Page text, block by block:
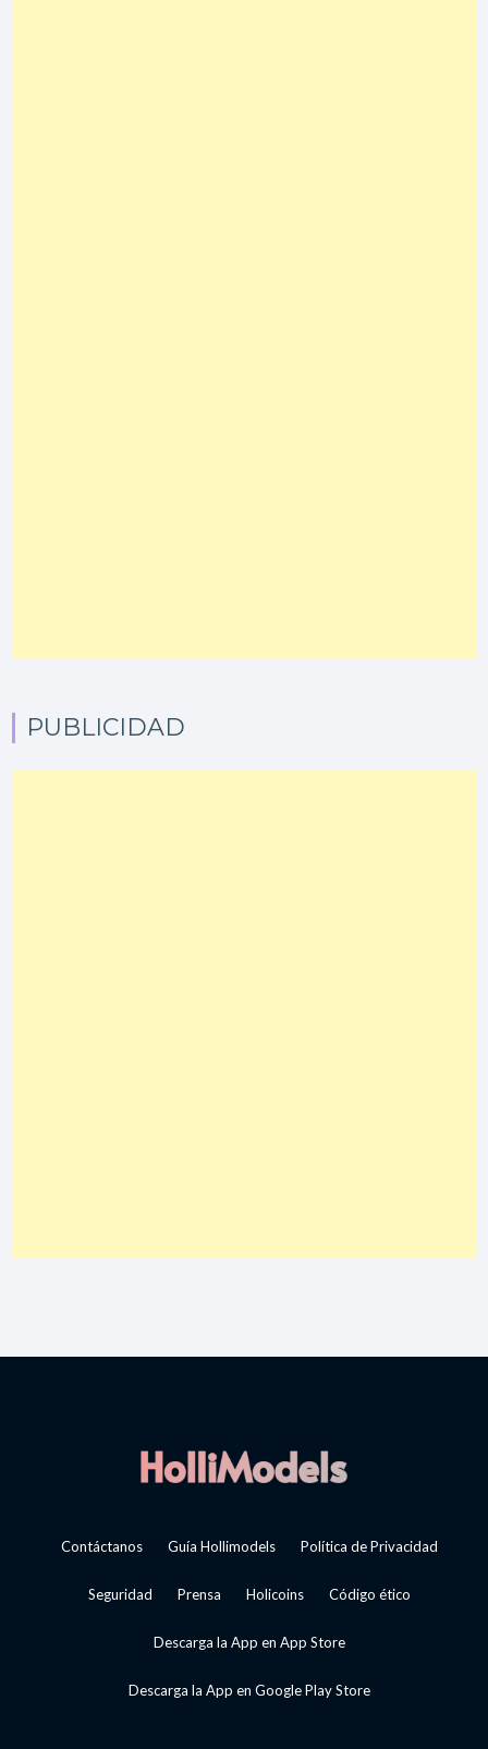
PUBLICIDAD
Contáctanos Guía Hollimodels Política de Privacidad
Seguridad Prensa Holicoins Código ético
Descarga la App en App Store
Descarga la App en Google Play Store